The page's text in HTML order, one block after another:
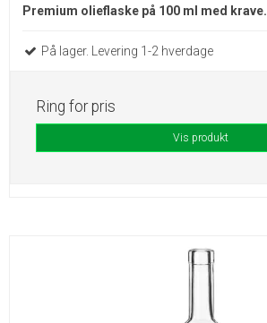
Premium olieflaske på 100 ml med krave.
På lager. Levering 1-2 hverdage
Ring for pris
Vis produkt